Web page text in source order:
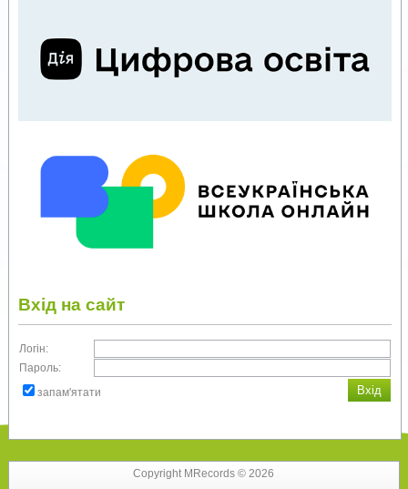
Вхід на сайт
Логін:
Пароль:
запам'ятати
Copyright MRecords © 2026